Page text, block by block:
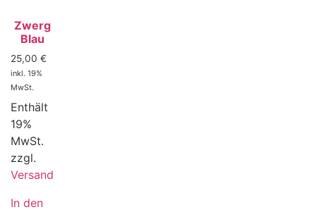
Zwerg
Blau
25,00 €
inkl. 19%
MwSt.
Enthält
19%
MwSt.
zzgl.
Versand
In den